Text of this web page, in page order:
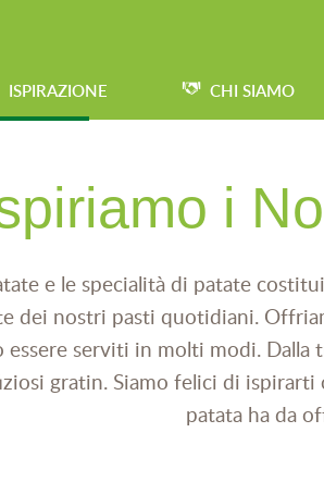
ISPIRAZIONE CHI SIAMO
i
e le specialità di patate
dei nostri pasti quotidiani.
essere serviti in molti modi. Dalla
gratin. Siamo felici di ispirarti
patata ha da